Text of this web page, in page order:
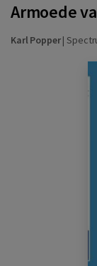
Armoede
Karl Popper|